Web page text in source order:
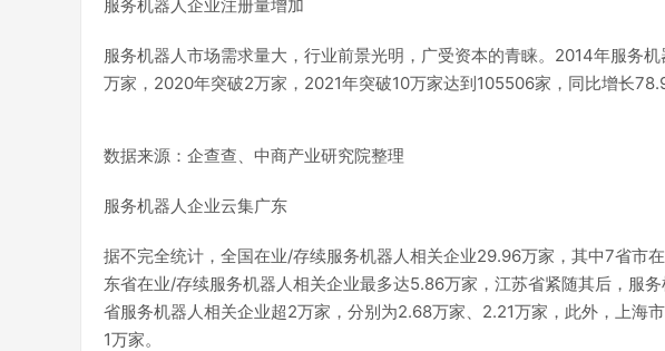
服务机器人企业注册量增加
服务机器人市场需求量大，行业前景光明，广受资本的青睐。2014年服务
万家，2020年突破2万家，2021年突破10万家达到105506家，同比增长
数据来源：企查查、中商产业研究院整理
服务机器人企业云集广东
据不完全统计，全国在业/存续服务机器人相关企业29.96万家，其中7省市
东省在业/存续服务机器人相关企业最多达5.86万家，江苏省紧随其后，服
省服务机器人相关企业超2万家，分别为2.68万家、2.21万家，此外，上海
1万家。